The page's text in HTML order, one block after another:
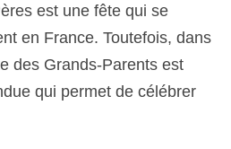
est une fête qui se
en France. Toutefois, dans
des Grands-Parents est
qui permet de célébrer